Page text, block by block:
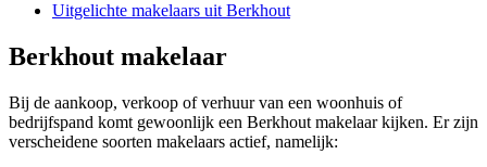
Uitgelichte makelaars uit Berkhout
Berkhout makelaar
Bij de aankoop, verkoop of verhuur van een woonhuis of
bedrijfspand komt gewoonlijk een Berkhout makelaar kijken. Er zijn
verscheidene soorten makelaars actief, namelijk: